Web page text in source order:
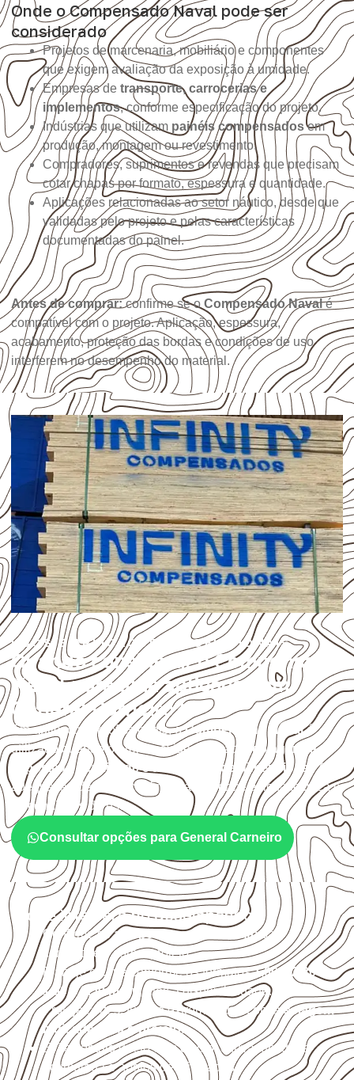
Onde o Compensado Naval pode ser
considerado
Projetos de marcenaria, mobiliário e componentes
que exigem avaliação da exposição à umidade.
Empresas de transporte, carrocerias e
implementos, conforme especificação do projeto.
Indústrias que utilizam painéis compensadosem
produção, montagem ou revestimento.
Compradores, suprimentos e revendas que precisam
cotar chapas por formato, espessura e quantidade.
Aplicações relacionadas ao setor náutico, desde que
validadas pelo projeto e pelas características
documentadas do painel.
Antes de comprar:confirme se o Compensado Navalé
compatível com o projeto. Aplicação, espessura,
acabamento, proteção das bordas e condições de uso
interferem no desempenho do material.
USOS E APLICAÇÕES PROFISSIONAIS
Quando considerar o Compensado
Naval para uma aplicação em
General Carneiro?
Em aplicações profissionais, oCompensado Navalé
utilizado quando o projeto exige atenção à colagem, à
exposição à umidade e à estabilidade dimensional . A
adequação deve ser confirmada conforme a ficha técnica e
as condições de uso.
Consultar opções para General Carneiro
O que interfere no desempenho
Confirme se a espessura e o formatosão
compatíveis com o projeto.
Planeje o corte conforme os formatos1,60 × 2,20 m e
1,60 × 2,50 m, sujeitos à disponibilidade.
Proteja cortes, furos e extremidades com aselagem
indicada para o projeto.
Evite contato direto com o solo, chuva, umidade
acumulada e apoios desnivelados.